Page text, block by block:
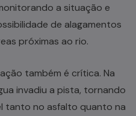
a situação e
de alagamentos
próximas ao rio.
também é crítica. Na
invadiu a pista, tornando
tanto no asfalto quanto na